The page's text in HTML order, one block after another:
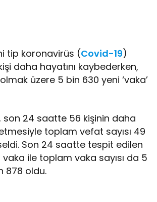
tip koronavirüs (Covid-19)
daha hayatını kaybederken,
olmak üzere 5 bin 630 yeni ‘vaka’
son 24 saatte 56 kişinin daha
toplam vefat sayısı 49
Son 24 saatte tespit edilen
ile toplam vaka sayısı da 5
878 oldu.